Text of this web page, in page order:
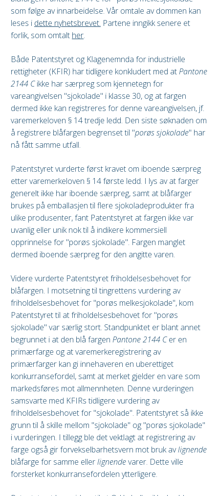
som følge av innarbeidelse. Vår omtale av dommen kan
leses i dette nyhetsbrevet. Partene inngikk senere et
forlik, som omtalt her.
Både Patentstyret og Klagenemnda for industrielle
rettigheter (KFIR) har tidligere konkludert med atPantone
2144 Cikke har særpreg som kjennetegn for
vareangivelsen "sjokolade" i klasse 30, og at fargen
dermed ikke kan registreres for denne vareangivelsen, jf.
varemerkeloven § 14 tredje ledd. Den siste søknaden om
å registrere blåfargen begrenset til "porøs sjokolade" har
nå fått samme utfall.
Patentstyret vurderte først kravet om iboende særpreg
etter varemerkeloven § 14 første ledd. I lys av at farger
generelt ikke har iboende særpreg, samt at blåfarger
brukes på emballasjen til flere sjokoladeprodukter fra
ulike produsenter, fant Patentstyret at fargen ikke var
uvanlig eller unik nok til å indikere kommersiell
opprinnelse for "porøs sjokolade". Fargen manglet
dermed iboende særpreg for den angitte varen.
Videre vurderte Patentstyret friholdelsesbehovet for
blåfargen. I motsetning til tingrettens vurdering av
friholdelsesbehovet for "porøs melkesjokolade", kom
Patentstyret til at friholdelsesbehovet for "porøs
sjokolade" var særlig stort. Standpunktet er blant annet
begrunnet i at den blå fargen Pantone 2144 Cer en
primærfarge og at varemerkeregistrering av
primærfarger kan gi innehaveren en uberettiget
konkurransefordel, samt at merket gjelder en vare som
markedsføres mot allmennheten. Denne vurderingen
samsvarte med KFIRs tidligere vurdering av
friholdelsesbehovet for "sjokolade". Patentstyret så ikke
grunn til å skille mellom "sjokolade" og "porøs sjokolade"
i vurderingen. I tillegg ble det vektlagt at registrering av
farge også gir forvekselbarhetsvern mot bruk avlignende
blåfarge for samme ellerlignendevarer. Dette ville
forsterket konkurransefordelen ytterligere.